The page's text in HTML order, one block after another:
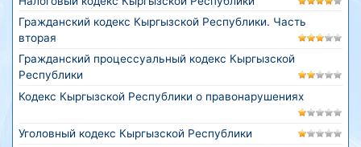
Гражданский кодекс Кыргызской Республики. Часть
вторая
Гражданский процессуальный кодекс Кыргызской
Республики
Кодекс Кыргызской Республики о правонарушениях
Уголовный кодекс Кыргызской Республики